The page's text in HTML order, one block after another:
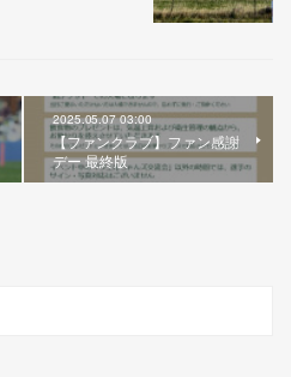
2025.05.07 03:00
【ファンクラブ】ファン感謝
デー 最終版